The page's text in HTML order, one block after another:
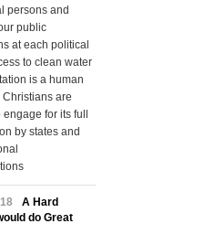
persons and
public
at each political
to clean water
is a human
are
engage for its full
by states and
A Hard
do Great